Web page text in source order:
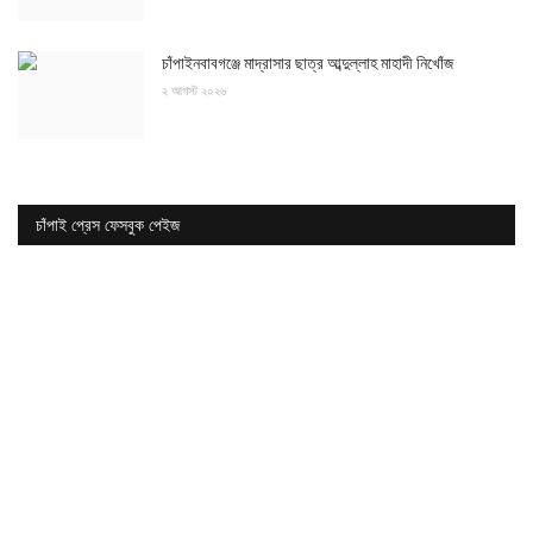
চাঁপাইনবাবগঞ্জে মাদ্রাসার ছাত্র আব্দুল্লাহ মাহাদী নিখোঁজ
২ আগস্ট ২০২৬
চাঁপাই প্রেস ফেসবুক পেইজ